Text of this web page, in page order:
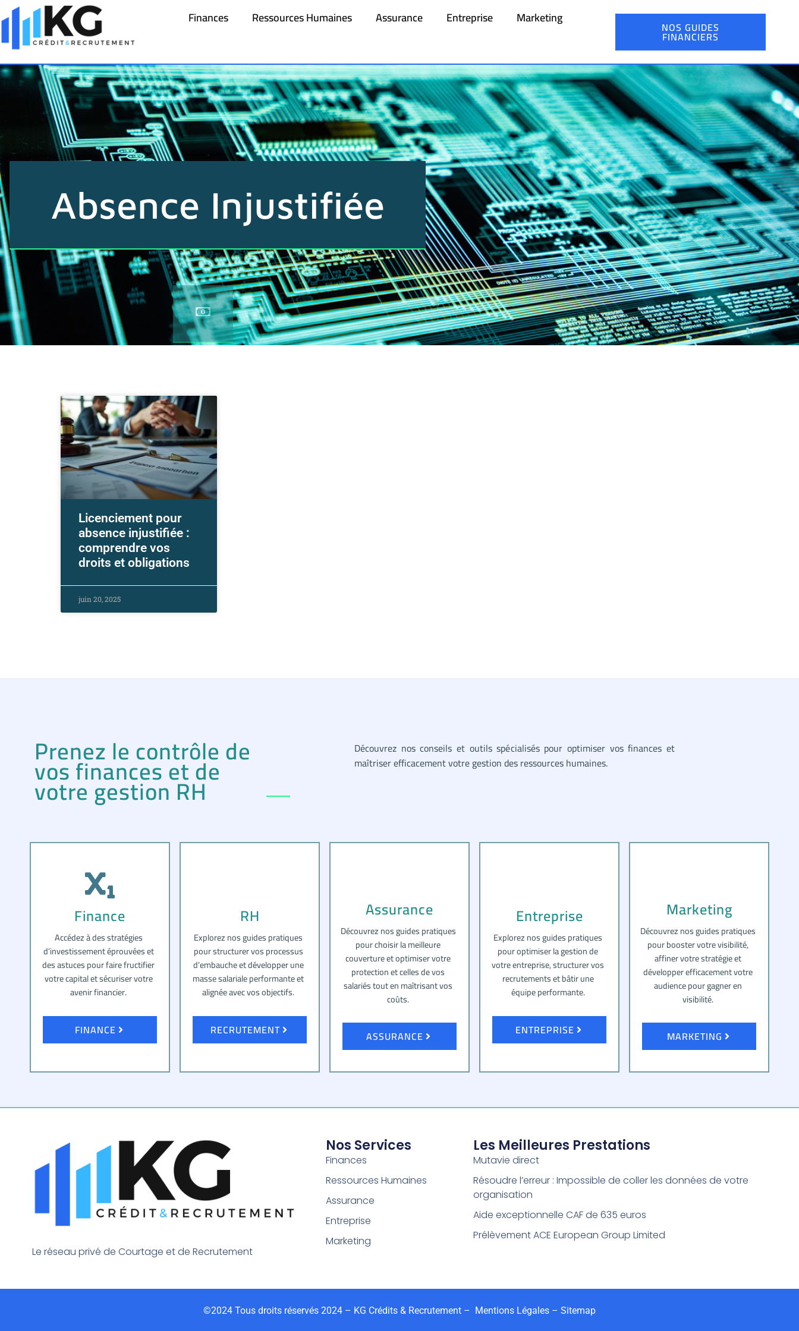
Finances Ressources Humaines Assurance Entreprise Marketing NOS GUIDES
FINANCIERS
Absence Injustifiée
Licenciement pour
absence injustifiée :
comprendre vos
droits et obligations
juin 20, 2025
Prenez le contrôle de
vos finances et de
votre gestion RH
Découvrez nos conseils et outils spécialisés pour optimiser vos finances et
maîtriser efficacement votre gestion des ressources humaines.
Finance
Accédez à des stratégies
d’investissement éprouvées et
des astuces pour faire fructifier
votre capital et sécuriser votre
avenir financier.
FINANCE
RH
Explorez nos guides pratiques
pour structurer vos processus
d’embauche et développer une
masse salariale performante et
alignée avec vos objectifs.
RECRUTEMENT
Assurance
Découvrez nos guides pratiques
pour choisir la meilleure
couverture et optimiser votre
protection et celles de vos
salariés tout en maîtrisant vos
coûts.
ASSURANCE
Entreprise
Explorez nos guides pratiques
pour optimiser la gestion de
votre entreprise, structurer vos
recrutements et bâtir une
équipe performante.
ENTREPRISE
Marketing
Découvrez nos guides pratiques
pour booster votre visibilité,
affiner votre stratégie et
développer efficacement votre
audience pour gagner en
visibilité.
MARKETING
Le réseau privé de Courtage et de Recrutement
Nos Services
Finances
Ressources Humaines
Assurance
Entreprise
Marketing
Les Meilleures Prestations
Mutavie direct
Résoudre l’erreur : Impossible de coller les données de votre
organisation
Aide exceptionnelle CAF de 635 euros
Prélèvement ACE European Group Limited
©2024 Tous droits réservés 2024 – KG Crédits & Recrutement – Mentions Légales – Sitemap